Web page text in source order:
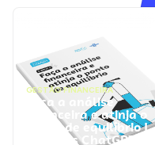
GESTÃO FINANCEIRA
Faça a análise
financeira e atinja o
ponto de equilíbrio |
Prompts ChatGPT